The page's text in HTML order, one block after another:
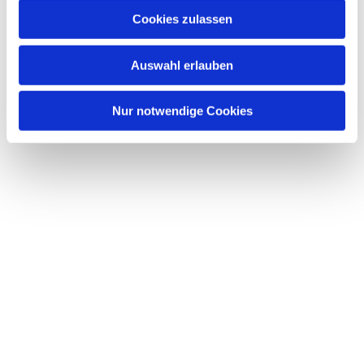
Cookies zulassen
Auswahl erlauben
Nur notwendige Cookies